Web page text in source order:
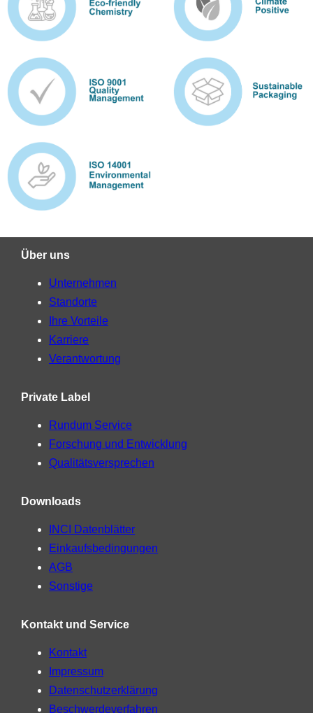
Über uns
Unternehmen
Standorte
Ihre Vorteile
Karriere
Verantwortung
Private Label
Rundum Service
Forschung und Entwicklung
Qualitätsversprechen
Downloads
INCI Datenblätter
Einkaufsbedingungen
AGB
Sonstige
Kontakt und Service
Kontakt
Impressum
Datenschutzerklärung
Beschwerdeverfahren